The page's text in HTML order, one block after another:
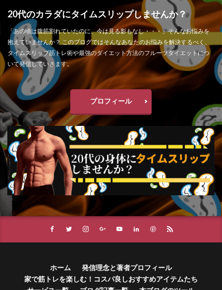
20代のカラダにタイムスリップしませんか？
「あの頃は腹筋割れていたのに、今は見る影もなし・・・」そんなお悩みを
抱えていませんか？ このブログではそんなあなたのお悩みを解決するべく、
タイムスリップ筋トレ術や最強のダイエット方法のフルーツダイエットにつ
いて発信していきます。
プロフィール
ホーム
発信理念と著者プロフィール
家で筋トレを楽しむ！コスパ良しおすすめアイテムたち